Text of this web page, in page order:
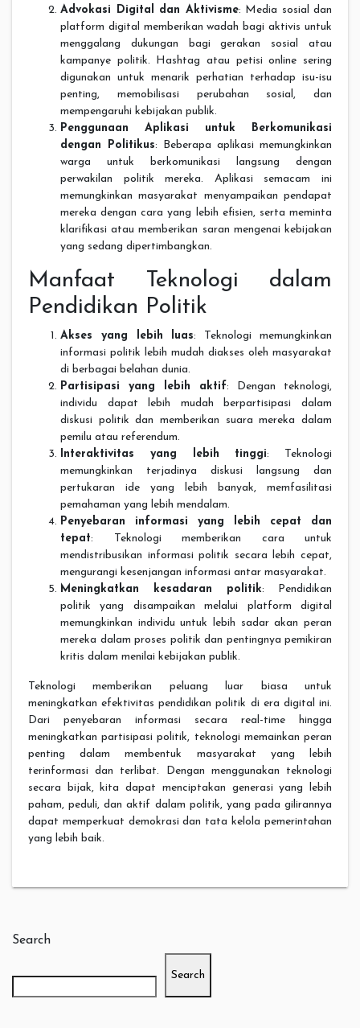
Advokasi Digital dan Aktivisme: Media sosial dan
platform digital memberikan wadah bagi aktivis untuk
menggalang dukungan bagi gerakan sosial atau
kampanye politik. Hashtag atau petisi online sering
digunakan untuk menarik perhatian terhadap isu-isu
penting, memobilisasi perubahan sosial, dan
mempengaruhi kebijakan publik.
Penggunaan Aplikasi untuk Berkomunikasi
dengan Politikus: Beberapa aplikasi memungkinkan
warga untuk berkomunikasi langsung dengan
perwakilan politik mereka. Aplikasi semacam ini
memungkinkan masyarakat menyampaikan pendapat
mereka dengan cara yang lebih efisien, serta meminta
klarifikasi atau memberikan saran mengenai kebijakan
yang sedang dipertimbangkan.
Manfaat Teknologi dalam
Pendidikan Politik
Akses yang lebih luas: Teknologi memungkinkan
informasi politik lebih mudah diakses oleh masyarakat
di berbagai belahan dunia.
Partisipasi yang lebih aktif: Dengan teknologi,
individu dapat lebih mudah berpartisipasi dalam
diskusi politik dan memberikan suara mereka dalam
pemilu atau referendum.
Interaktivitas yang lebih tinggi: Teknologi
memungkinkan terjadinya diskusi langsung dan
pertukaran ide yang lebih banyak, memfasilitasi
pemahaman yang lebih mendalam.
Penyebaran informasi yang lebih cepat dan
tepat: Teknologi memberikan cara untuk
mendistribusikan informasi politik secara lebih cepat,
mengurangi kesenjangan informasi antar masyarakat.
Meningkatkan kesadaran politik: Pendidikan
politik yang disampaikan melalui platform digital
memungkinkan individu untuk lebih sadar akan peran
mereka dalam proses politik dan pentingnya pemikiran
kritis dalam menilai kebijakan publik.
Teknologi memberikan peluang luar biasa untuk
meningkatkan efektivitas pendidikan politik di era digital ini.
Dari penyebaran informasi secara real-time hingga
meningkatkan partisipasi politik, teknologi memainkan peran
penting dalam membentuk masyarakat yang lebih
terinformasi dan terlibat. Dengan menggunakan teknologi
secara bijak, kita dapat menciptakan generasi yang lebih
paham, peduli, dan aktif dalam politik, yang pada gilirannya
dapat memperkuat demokrasi dan tata kelola pemerintahan
yang lebih baik.
Search
Search